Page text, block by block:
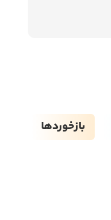
بازخوردها